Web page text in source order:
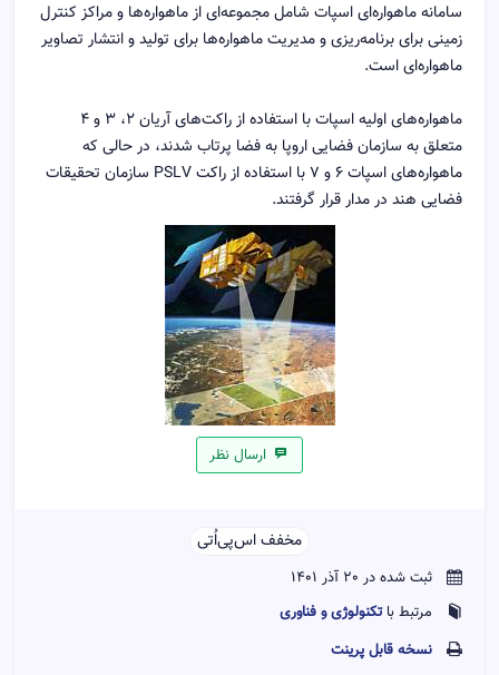
سامانه ماهواره‌ای اسپات شامل مجموعه‌ای از ماهواره‌ها و مراکز کنترل
زمینی برای برنامه‌ریزی و مدیریت ماهواره‌ها برای تولید و انتشار تصاویر
ماهواره‌ای است.
ماهواره‌های اولیه اسپات با استفاده از راکت‌های آریان ۲، ۳ و ۴
متعلق به سازمان فضایی اروپا به فضا پرتاب شدند، در حالی که
ماهواره‌های اسپات ۶ و ۷ با استفاده از راکت PSLV سازمان تحقیقات
فضایی هند در مدار قرار گرفتند.
ارسال نظر
مخفف اس‌پی‌اُ‌تی‌‌
ثبت شده در 20 آذر 1401
مرتبط باتکنولوژی و فناوری
نسخه قابل پرينت